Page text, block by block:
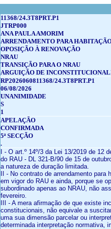
11368/24.3T8PRT.P1
JTRP000
ANA PAULA AMORIM
ARRENDAMENTO PARA
OPOSIÇÃO À RENOVAÇÃO
NRAU
TRANSIÇÃO PARA O NRAU
ARGUIÇÃO DE
RP2026060811368/24.3T8PRT.P1
06/08/2026
UNANIMIDADE
S
1
APELAÇÃO
CONFIRMADA
5ª SECÇÃO
.
I - O art.º 14º/3 da Lei 13/2019 de
do RAU - DL 321-B/90 de 15 de
a natureza de duração limitada.
II - No contrato de arrendamento
em vigor do RAU e ainda, porque se
subordinado apenas ao NRAU, não
fevereiro.
III - A mera afirmação de que existe
constitucionais, não equivale a
uma sua dimensão parcelar ou
determinada interpretação normativa,